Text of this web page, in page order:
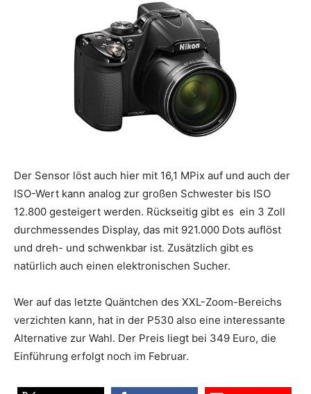
Der Sensor löst auch hier mit 16,1 MPix auf und auch der
ISO-Wert kann analog zur großen Schwester bis ISO
12.800 gesteigert werden. Rückseitig gibt es ein 3 Zoll
durchmessendes Display, das mit 921.000 Dots auflöst
und dreh- und schwenkbar ist. Zusätzlich gibt es
natürlich auch einen elektronischen Sucher.
Wer auf das letzte Quäntchen des XXL-Zoom-Bereichs
verzichten kann, hat in der P530 also eine interessante
Alternative zur Wahl. Der Preis liegt bei 349 Euro, die
Einführung erfolgt noch im Februar.